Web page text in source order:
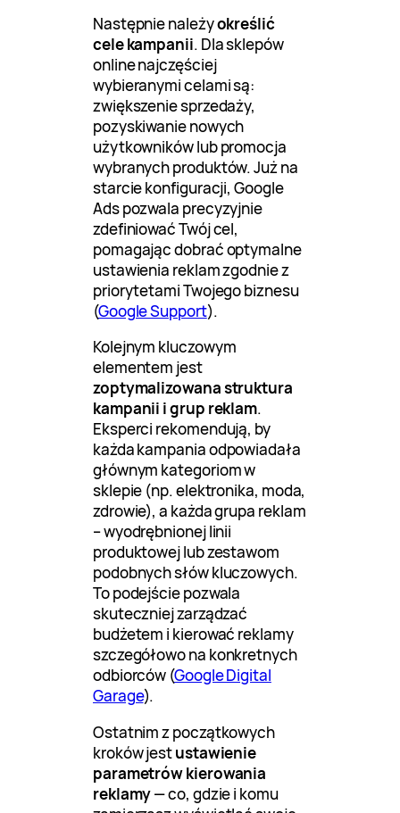
Następnie należyokreślić
cele kampanii. Dla sklepów
online najczęściej
wybieranymi celami są:
zwiększenie sprzedaży,
pozyskiwanie nowych
użytkowników lub promocja
wybranych produktów. Już na
starcie konfiguracji, Google
Ads pozwala precyzyjnie
zdefiniować Twój cel,
pomagając dobrać optymalne
ustawienia reklam zgodnie z
priorytetami Twojego biznesu
(Google Support).
Kolejnym kluczowym
elementem jest
zoptymalizowana struktura
kampanii i grup reklam.
Eksperci rekomendują, by
każda kampania odpowiadała
głównym kategoriom w
sklepie (np. elektronika, moda,
zdrowie), a każda grupa reklam
– wyodrębnionej linii
produktowej lub zestawom
podobnych słów kluczowych.
To podejście pozwala
skuteczniej zarządzać
budżetem i kierować reklamy
szczegółowo na konkretnych
odbiorców (Google Digital
Garage).
Ostatnim z początkowych
kroków jestustawienie
parametrów kierowania
reklamy— co, gdzie i komu